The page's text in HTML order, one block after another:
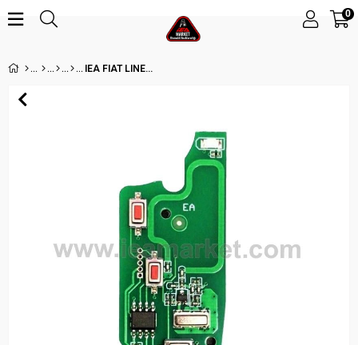
0
IEA FIAT LINEA 3 BUTON 433MHZ ID48